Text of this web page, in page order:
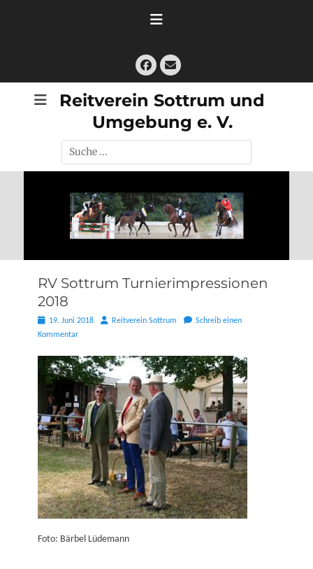
Facebook
E-
Mail
Reitverein Sottrum und
Umgebung e. V.
Suche
nach:
RV Sottrum Turnierimpressionen
2018
Posted
on
19. Juni 2018 AutorReitverein Sottrum
Schreib einen
Kommentar
Foto: Bärbel Lüdemann